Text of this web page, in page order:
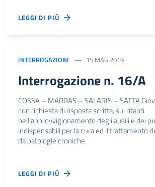
LEGGI DI PIÙ
INTERROGAZIONI 15 MAG 2019
Interrogazione n. 16/A
COSSA – MARRAS – SALARIS – SATTA
con richiesta di risposta scritta, sui ritardi
nell’approvvigionamento degli ausili e dei
indispensabili per la cura ed il trattamento
da patologie croniche.
LEGGI DI PIÙ